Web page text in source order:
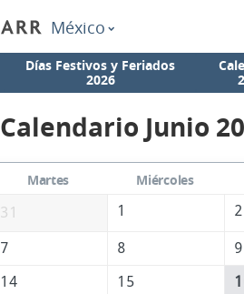
México
Días Festivos y Feriados
2026
Calendario Junio
Martes Miércoles
31 1 2
7 8 9
14 15